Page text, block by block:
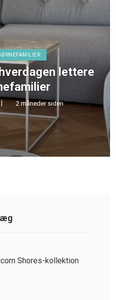
lettere
2 måneder siden
Shores-kollektion